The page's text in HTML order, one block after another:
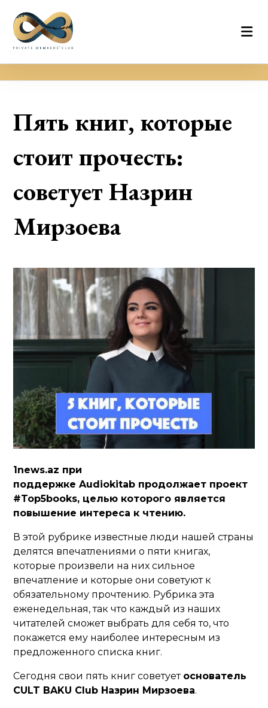
Пять книг, которые
стоит прочесть:
советует Назрин
Мирзоева
1news.az при
поддержкеAudiokitab продолжает проект
#Top5books, целью которого является
повышение интереса к чтению.
В этой рубрике известные люди нашей страны
делятся впечатлениями о пяти книгах,
которые произвели на них сильное
впечатление и которые они советуют к
обязательному прочтению. Рубрика эта
еженедельная, так что каждый из наших
читателей сможет выбрать для себя то, что
покажется ему наиболее интересным из
предложенного списка книг.
Сегодня свои пять книг советует основатель
CULT BAKU Club Назрин Мирзоева.